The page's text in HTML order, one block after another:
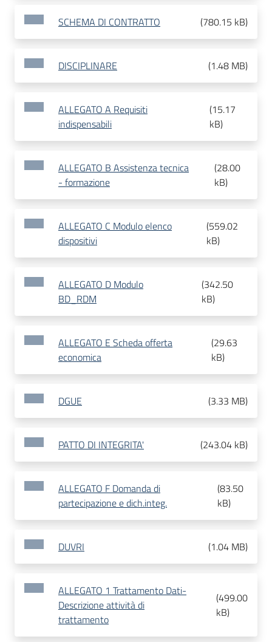
SCHEMA DI CONTRATTO (780.15 kB)
DISCIPLINARE (1.48 MB)
ALLEGATO A Requisiti
indispensabili
(15.17
kB)
ALLEGATO B Assistenza tecnica
- formazione
(28.00
kB)
ALLEGATO C Modulo elenco
dispositivi
(559.02
kB)
ALLEGATO D Modulo
BD_RDM
(342.50
kB)
ALLEGATO E Scheda offerta
economica
(29.63
kB)
DGUE (3.33 MB)
PATTO DI INTEGRITA' (243.04 kB)
ALLEGATO F Domanda di
partecipazione e dich.integ.
(83.50
kB)
DUVRI (1.04 MB)
ALLEGATO 1 Trattamento Dati-
Descrizione attività di
trattamento
(499.00
kB)